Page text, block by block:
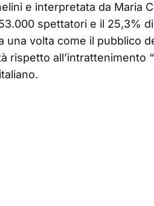
e interpretata da Maria
spettatori e il 25,3%
una volta come il pubblico
rispetto all’intrattenimento